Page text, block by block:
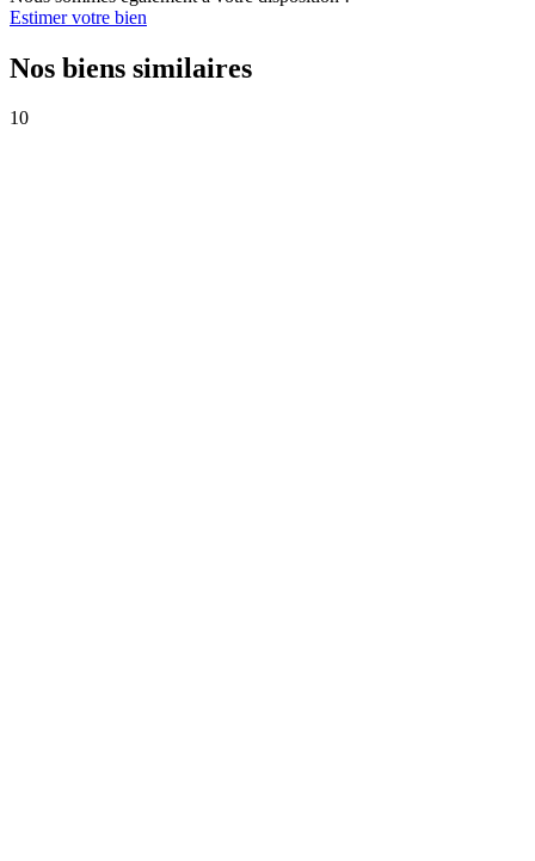
Estimer votre bien
Nos biens similaires
10